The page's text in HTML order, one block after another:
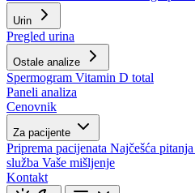
Urin
Pregled urina
Ostale analize
Spermogram Vitamin D total
Paneli analiza
Cenovnik
Za pacijente
Priprema pacijenata Najčešća pitanja
služba Vaše mišljenje
Kontakt